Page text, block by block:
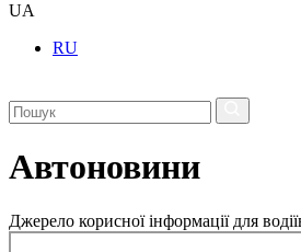
UA
RU
Автоновини
Джерело корисної інформації для